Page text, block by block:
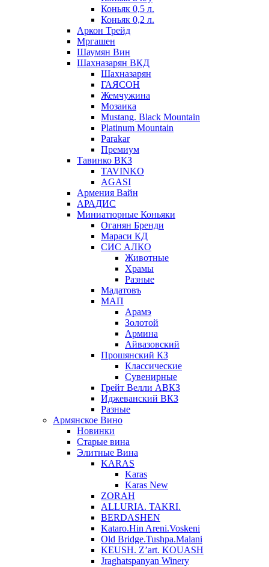
Коньяк 0,5 л.
Коньяк 0,2 л.
Аркон Трейд
Мргашен
Шаумян Вин
Шахназарян ВКД
Шахназарян
ГАЯСОН
Жемчужина
Мозаика
Mustang. Black Mountain
Platinum Mountain
Parakar
Премиум
Тавинко ВКЗ
TAVINKO
AGASI
Армения Вайн
АРАДИС
Миниатюрные Коньяки
Оганян Бренди
Мараси КД
СИС АЛКО
Животные
Храмы
Разные
Мадатовъ
МАП
Арамэ
Золотой
Армина
Айвазовский
Прошянский КЗ
Классические
Сувенирные
Грейт Велли АВКЗ
Иджеванский ВКЗ
Разные
Армянское Вино
Новинки
Старые вина
Элитные Вина
KARAS
Karas
Karas New
ZORAH
ALLURIA. TAKRI.
BERDASHEN
Kataro.Hin Areni.Voskeni
Old Bridge.Tushpa.Malani
KEUSH. Z’art. KOUASH
Jraghatspanyan Winery